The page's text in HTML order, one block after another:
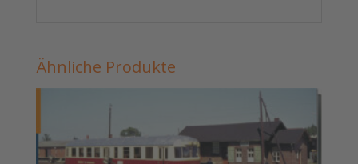
Ähnliche Produkte